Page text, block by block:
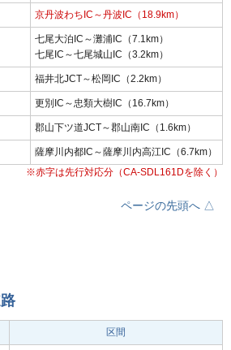
京丹波わちIC～丹波IC（18.9km）
七尾大泊IC～灘浦IC（7.1km）
七尾IC～七尾城山IC（3.2km）
福井北JCT～松岡IC（2.2km）
更別IC～忠類大樹IC（16.7km）
郡山下ツ道JCT～郡山南IC（1.6km）
薩摩川内都IC～薩摩川内高江IC（6.7km）
※赤字は先行対応分（CA-SDL161Dを除く）
ページの先頭へ △
区間